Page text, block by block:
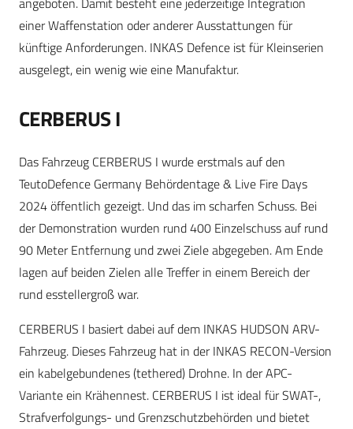
einer Waffenstation oder anderer Ausstattungen für
künftige Anforderungen. INKAS Defence ist für Kleinserien
ausgelegt, ein wenig wie eine Manufaktur.
CERBERUS I
Das Fahrzeug CERBERUS I wurde erstmals auf den
TeutoDefence Germany Behördentage & Live Fire Days
2024 öffentlich gezeigt. Und das im scharfen Schuss. Bei
der Demonstration wurden rund 400 Einzelschuss auf rund
90 Meter Entfernung und zwei Ziele abgegeben. Am Ende
lagen auf beiden Zielen alle Treffer in einem Bereich der
rund esstellergroß war.
CERBERUS I basiert dabei auf dem INKAS HUDSON ARV-
Fahrzeug. Dieses Fahrzeug hat in der INKAS RECON-Version
ein kabelgebundenes (tethered) Drohne. In der APC-
Variante ein Krähennest. CERBERUS I ist ideal für SWAT-,
Strafverfolgungs- und Grenzschutzbehörden und bietet